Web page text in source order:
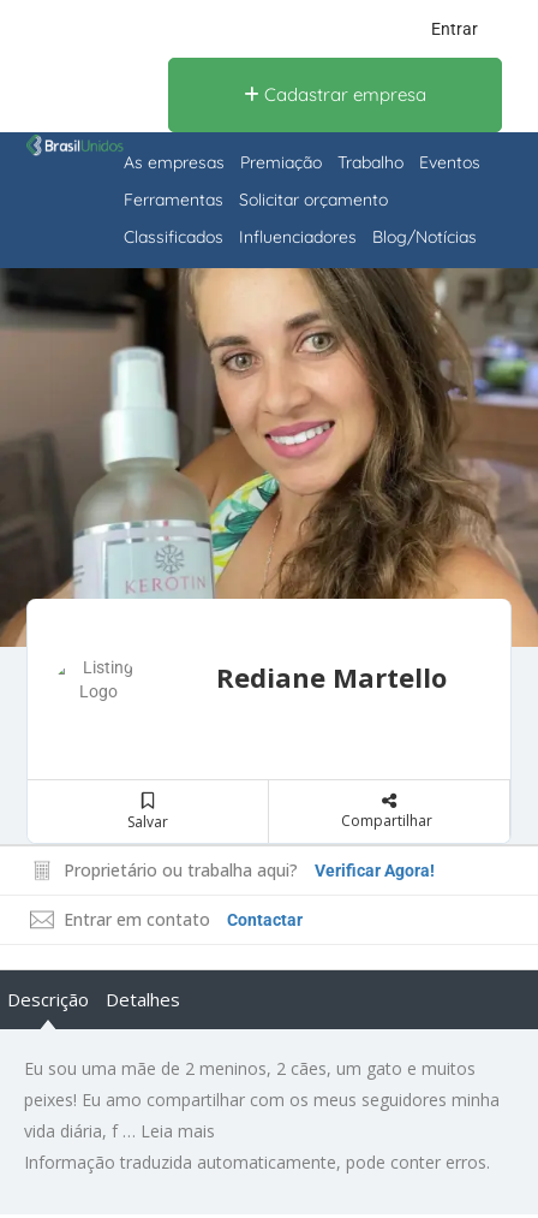
Entrar
Cadastrar empresa
As empresas Premiação Trabalho
Eventos
Ferramentas
Solicitar orçamento
Classificados
Influenciadores Blog/Notícias
Rediane Martello
Salvar Compartilhar
Proprietário ou trabalha aqui? Verificar Agora!
Entrar em contato Contactar
Descrição Detalhes
Eu sou uma mãe de 2 meninos, 2 cães, um gato e muitos
peixes! Eu amo compartilhar com os meus seguidores minha
vida diária, f … Leia mais
Informação traduzida automaticamente, pode conter erros.